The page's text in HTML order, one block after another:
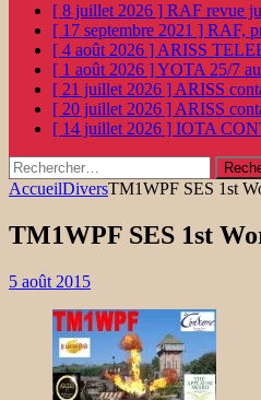
[ 8 juillet 2026 ] RAF revue
[ 17 septembre 2021 ] RAF,
[ 4 août 2026 ] ARISS
[ 1 août 2026 ]YOTA 25/7
[ 21 juillet 2026 ] ARISS
[ 20 juillet 2026 ] ARISS
[ 14 juillet 2026 ] IOTA
Rechercher :
AccueilDiversTM1WPF SES 1st
TM1WPF SES 1st
5 août 2015